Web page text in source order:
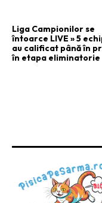
Liga Campionilor se
întoarce LIVE » 5
au calificat până în
în etapa eliminatorie